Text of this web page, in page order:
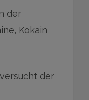
der
Kokain
der